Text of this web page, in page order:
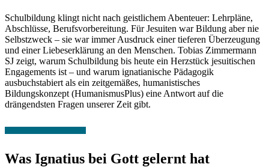
Schulbildung klingt nicht nach geistlichem Abenteuer: Lehrpläne,
Abschlüsse, Berufsvorbereitung. Für Jesuiten war Bildung aber nie
Selbstzweck – sie war immer Ausdruck einer tieferen Überzeugung
und einer Liebeserklärung an den Menschen. Tobias Zimmermann
SJ zeigt, warum Schulbildung bis heute ein Herzstück jesuitischen
Engagements ist – und warum ignatianische Pädagogik
ausbuchstabiert als ein zeitgemäßes, humanistisches
Bildungskonzept (HumanismusPlus) eine Antwort auf die
drängendsten Fragen unserer Zeit gibt.
Was Ignatius bei Gott gelernt hat